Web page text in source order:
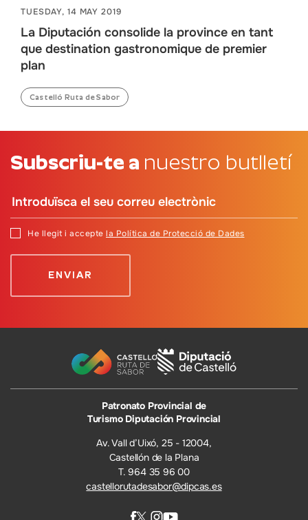
TUESDAY, 14 MAY 2019
La Diputación consolide la province en tant
que destination gastronomique de premier
plan
Castelló Ruta de Sabor
Subscriu-te a nuestro butlletí
He llegit i accepte la Política de Protecció de Dades
Patronato Provincial de
Turismo Diputación Provincial
Av. Vall d’Uixó, 25 - 12004,
Castellón de la Plana
T. 964 35 96 00
castellorutadesabor@dipcas.es